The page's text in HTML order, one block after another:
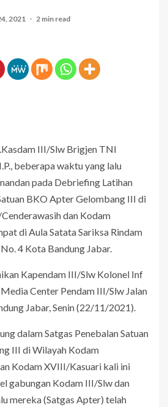
2021 2 min read
III/Slw Brigjen TNI
beberapa waktu yang lalu
pada Debriefing Latihan
BKO Apter Gelombang III di
dan Kodam
di Aula Satata Sariksa Rindam
4 Kota Bandung Jabar.
Kapendam III/Slw Kolonel Inf
Center Pendam III/Slw Jalan
Jabar, Senin (22/11/2021).
dalam Satgas Penebalan Satuan
III di Wilayah Kodam
Kodam XVIII/Kasuari kali ini
gabungan Kodam III/Slw dan
mereka (Satgas Apter) telah